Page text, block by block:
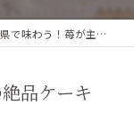
わう！苺が主役の絶品ケーキ特集
品ケーキ